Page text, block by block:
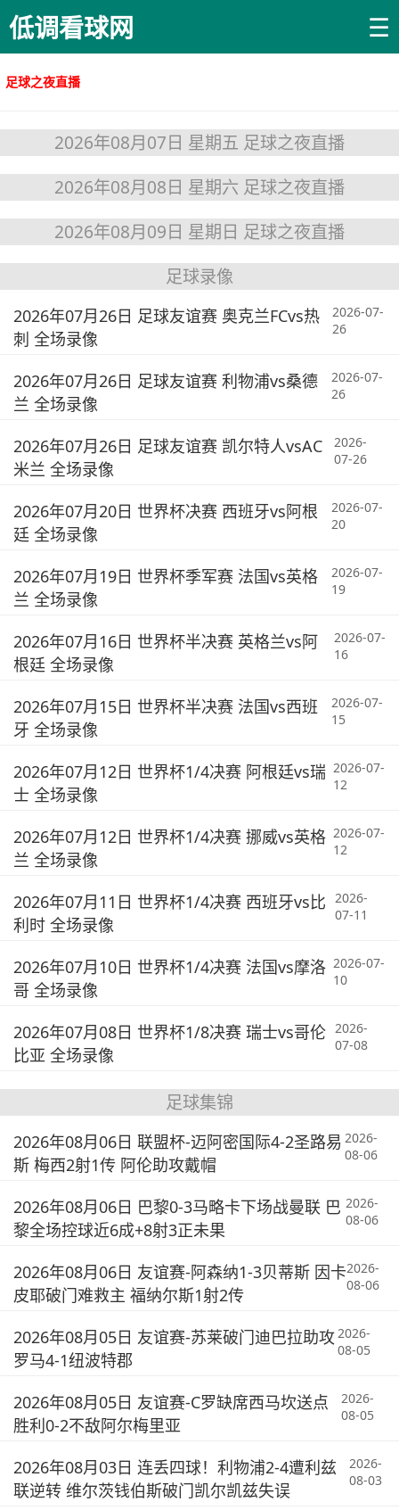
低调看球网 ☰
足球之夜直播
2026年08月07日 星期五 足球之夜直播
2026年08月08日 星期六 足球之夜直播
2026年08月09日 星期日 足球之夜直播
足球录像
2026年07月26日 足球友谊赛 奥克兰FCvs热
刺 全场录像
2026-07-
26
2026年07月26日 足球友谊赛 利物浦vs桑德
兰 全场录像
2026-07-
26
2026年07月26日 足球友谊赛 凯尔特人vsAC
米兰 全场录像
2026-
07-26
2026年07月20日 世界杯决赛 西班牙vs阿根
廷 全场录像
2026-07-
20
2026年07月19日 世界杯季军赛 法国vs英格
兰 全场录像
2026-07-
19
2026年07月16日 世界杯半决赛 英格兰vs阿
根廷 全场录像
2026-07-
16
2026年07月15日 世界杯半决赛 法国vs西班
牙 全场录像
2026-07-
15
2026年07月12日 世界杯1/4决赛 阿根廷vs瑞
士 全场录像
2026-07-
12
2026年07月12日 世界杯1/4决赛 挪威vs英格
兰 全场录像
2026-07-
12
2026年07月11日 世界杯1/4决赛 西班牙vs比
利时 全场录像
2026-
07-11
2026年07月10日 世界杯1/4决赛 法国vs摩洛
哥 全场录像
2026-07-
10
2026年07月08日 世界杯1/8决赛 瑞士vs哥伦
比亚 全场录像
2026-
07-08
足球集锦
2026年08月06日 联盟杯-迈阿密国际4-2圣路易
斯 梅西2射1传 阿伦助攻戴帽
2026-
08-06
2026年08月06日 巴黎0-3马略卡下场战曼联 巴
黎全场控球近6成+8射3正未果
2026-
08-06
2026年08月06日 友谊赛-阿森纳1-3贝蒂斯 因卡
皮耶破门难救主 福纳尔斯1射2传
2026-
08-06
2026年08月05日 友谊赛-苏莱破门迪巴拉助攻
罗马4-1纽波特郡
2026-
08-05
2026年08月05日 友谊赛-C罗缺席西马坎送点
胜利0-2不敌阿尔梅里亚
2026-
08-05
2026年08月03日 连丢四球！利物浦2-4遭利兹
联逆转 维尔茨钱伯斯破门凯尔凯兹失误
2026-
08-03